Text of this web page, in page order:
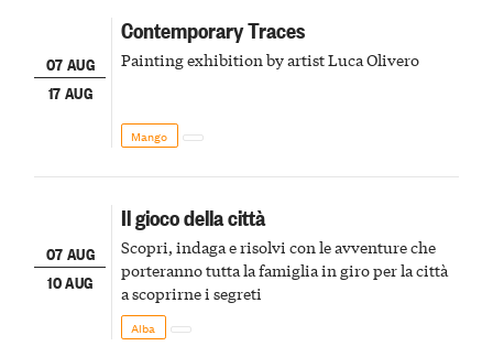
07 AUG
17 AUG
Contemporary Traces
Painting exhibition by artist Luca Olivero
Mango
07 AUG
10 AUG
Il gioco della città
Scopri, indaga e risolvi con le avventure che
porteranno tutta la famiglia in giro per la città
a scoprirne i segreti
Alba